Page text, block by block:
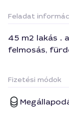
Feladat
45 m2 lakás .
felmosás,
Fizetési módok